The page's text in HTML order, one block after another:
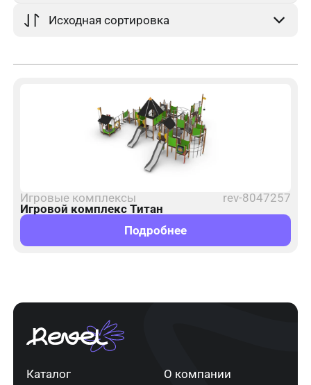
Игровые комплексы
rev-8047257
Игровой комплекс Титан
Подробнее
Каталог О компании